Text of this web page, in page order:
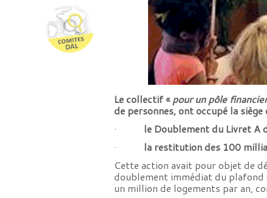
Le collectif «pour un pôle
de personnes, ont occupé la
· le Doublement du Livret A
· la restitution des 100
Cette action avait pour objet de
doublement immédiat du
un million de logements par an,